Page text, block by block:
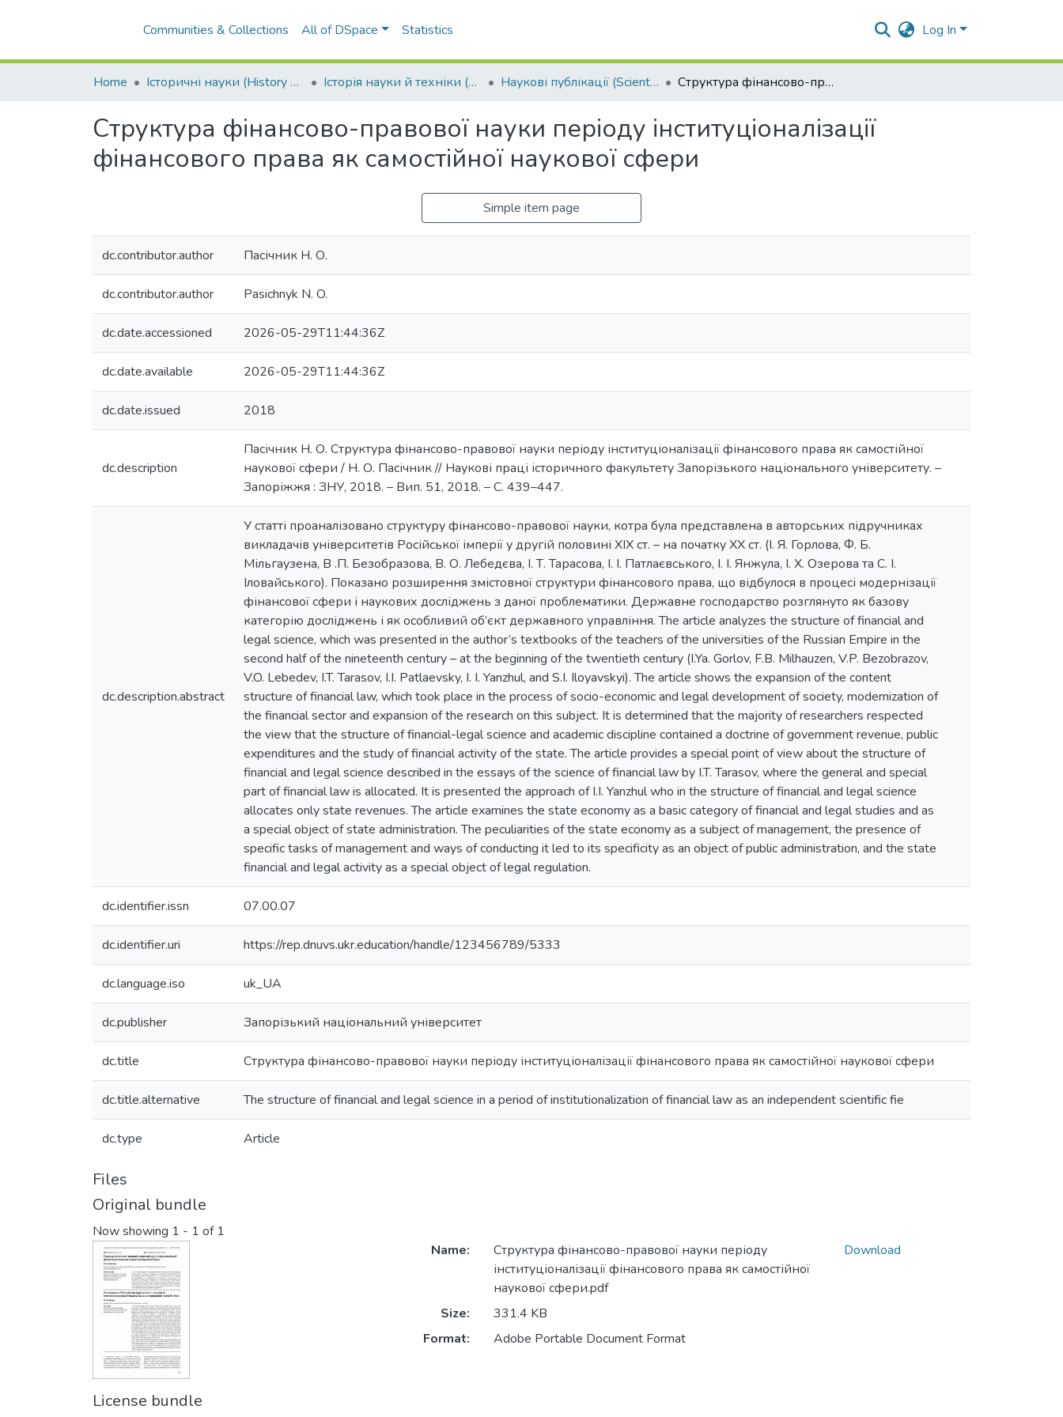
Communities & Collections All of DSpace Statistics Log In
Home Історичні науки (History sciences) Історія науки й техніки (History of science and technology) (07.00.07) Наукові публікації (Scientific publications) Структура фінансово-правової науки періоду інституціоналізації фінансового права як самостійної наукової сфери
Структура фінансово-правової науки періоду інституціоналізації
фінансового права як самостійної наукової сфери
Simple item page
dc.contributor.author Пасічник Н. О.
dc.contributor.author Pasichnуk N. O.
dc.date.accessioned 2026-05-29T11:44:36Z
dc.date.available 2026-05-29T11:44:36Z
dc.date.issued 2018
dc.description
Пасічник Н. О. Структура фінансово-правової науки періоду інституціоналізації фінансового права як самостійної
наукової сфери / Н. О. Пасічник // Наукові праці історичного факультету Запорізького національного університету. –
Запоріжжя : ЗНУ, 2018. – Вип. 51, 2018. – С. 439–447.
dc.description.abstract
У статті проаналізовано структуру фінансово-правової науки, котра була представлена в авторських підручниках
викладачів університетів Російської імперії у другій половині ХІХ ст. – на початку ХХ ст. (І. Я. Горлова, Ф. Б.
Мільгаузена, В .П. Безобразова, В. О. Лебедєва, І. Т. Тарасова, І. І. Патлаєвського, І. І. Янжула, І. Х. Озерова та С. І.
Іловайського). Показано розширення змістовної структури фінансового права, що відбулося в процесі модернізації
фінансової сфери і наукових досліджень з даної проблематики. Державне господарство розглянуто як базову
категорію досліджень і як особливий об’єкт державного управління. The article analyzes the structure of financial and
legal science, which was presented in the author’s textbooks of the teachers of the universities of the Russian Empire in the
second half of the nineteenth century – at the beginning of the twentieth century (I.Ya. Gorlov, F.B. Milhauzen, V.P. Bezobrazov,
V.O. Lebedev, I.T. Tarasov, I.I. Patlaevsky, I. I. Yanzhul, and S.I. Iloyavskyi). The article shows the expansion of the content
structure of financial law, which took place in the process of socio-economic and legal development of society, modernization of
the financial sector and expansion of the research on this subject. It is determined that the majority of researchers respected
the view that the structure of financial-legal science and academic discipline contained a doctrine of government revenue, public
expenditures and the study of financial activity of the state. The article provides a special point of view about the structure of
financial and legal science described in the essays of the science of financial law by I.T. Tarasov, where the general and special
part of financial law is allocated. It is presented the approach of I.I. Yanzhul who in the structure of financial and legal science
allocates only state revenues. The article examines the state economy as a basic category of financial and legal studies and as
a special object of state administration. The peculiarities of the state economy as a subject of management, the presence of
specific tasks of management and ways of conducting it led to its specificity as an object of public administration, and the state
financial and legal activity as a special object of legal regulation.
dc.identifier.issn 07.00.07
dc.identifier.uri https://rep.dnuvs.ukr.education/handle/123456789/5333
dc.language.iso uk_UA
dc.publisher Запорізький національний університет
dc.title Структура фінансово-правової науки періоду інституціоналізації фінансового права як самостійної наукової сфери
dc.title.alternative The structure of financial and legal science in a period of institutionalization of financial law as an independent scientific fie
dc.type Article
Files
Original bundle
Now showing 1 - 1 of 1
Name:
Структура фінансово-правової науки періоду
інституціоналізації фінансового права як самостійної
наукової сфери.pdf
Size:
331.4 KB
Format:
Adobe Portable Document Format
Download
License bundle